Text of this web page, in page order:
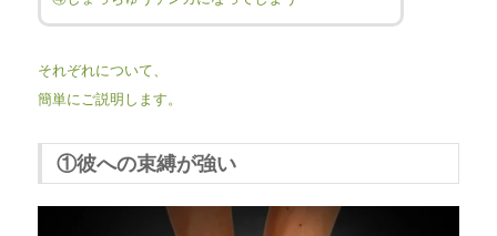
それぞれについて、
簡単にご説明します。
①彼への束縛が強い